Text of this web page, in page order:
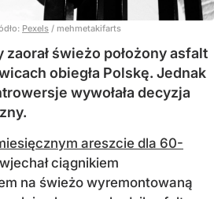
Pexels / mehmetakifarts
świeżo położony asfalt
obiegła Polskę. Jednak
wywołała decyzja
areszcie dla 60-
ciągnikiem
na świeżo wyremontowaną